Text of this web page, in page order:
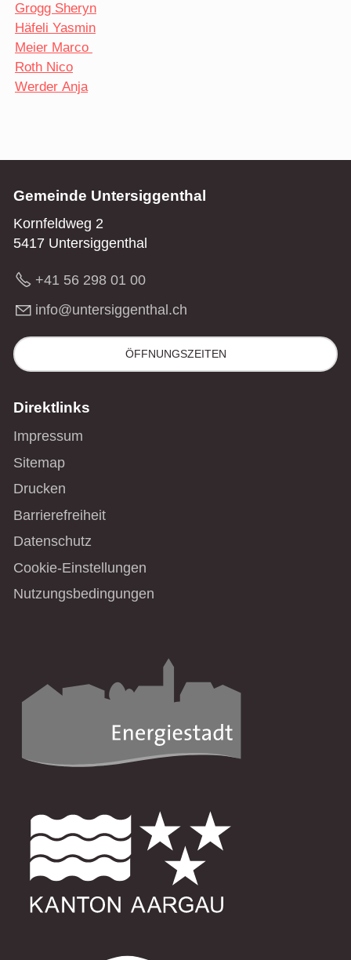
Grogg Sheryn
Häfeli Yasmin
Meier Marco
Roth Nico
Werder Anja
Gemeinde Untersiggenthal
Kornfeldweg 2
5417 Untersiggenthal
+41 56 298 01 00
nf
nt rs gg nth l ch
ÖFFNUNGSZEITEN
Direktlinks
Impressum
Sitemap
Drucken
Barrierefreiheit
Datenschutz
Cookie-Einstellungen
Nutzungsbedingungen